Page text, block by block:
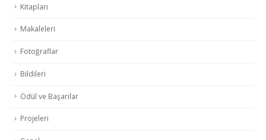
Kitapları
Makaleleri
Fotoğraflar
Bildileri
Ödül ve Başarılar
Projeleri